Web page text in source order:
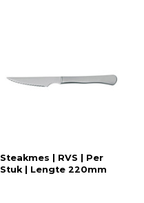
Steakmes | RVS | Per
Stuk | Lengte 220mm